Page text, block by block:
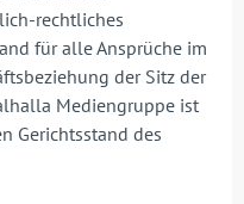
rechtliches
für alle Ansprüche im
der Sitz der
Mediengruppe ist
Gerichtsstand des